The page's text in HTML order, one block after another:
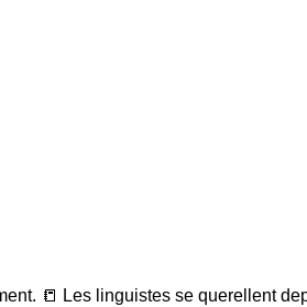
📒 Les linguistes se querellent